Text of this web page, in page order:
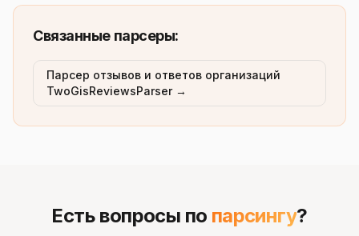
Связанные парсеры:
Парсер отзывов и ответов организаций
TwoGisReviewsParser →
Есть вопросы по парсингу?